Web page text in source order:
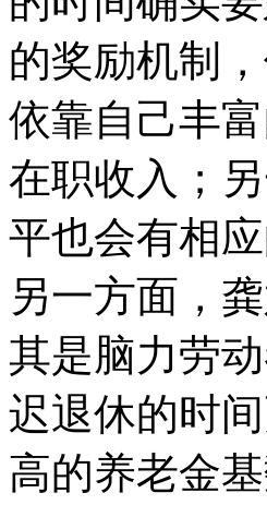
的奖励机制
依靠自己丰
在职收入；
平也会有相
另一方面，
其是脑力劳
迟退休的时
高的养老金